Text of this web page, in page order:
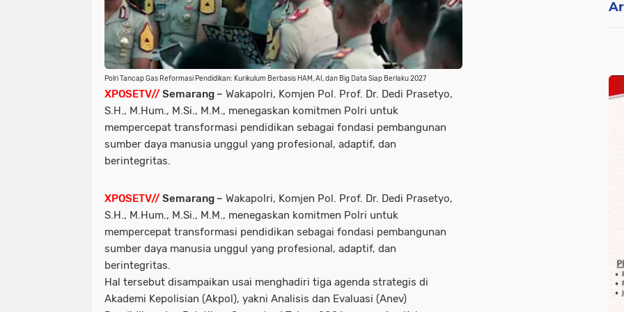
Polri Tancap Gas Reformasi Pendidikan: Kurikulum Berbasis HAM, AI, dan Big Data Siap Berlaku 2027
XPOSETV//Semarang – Wakapolri, Komjen Pol. Prof. Dr. Dedi Prasetyo,
S.H., M.Hum., M.Si., M.M., menegaskan komitmen Polri untuk
mempercepat transformasi pendidikan sebagai fondasi pembangunan
sumber daya manusia unggul yang profesional, adaptif, dan
berintegritas.
XPOSETV//Semarang – Wakapolri, Komjen Pol. Prof. Dr. Dedi Prasetyo,
S.H., M.Hum., M.Si., M.M., menegaskan komitmen Polri untuk
mempercepat transformasi pendidikan sebagai fondasi pembangunan
sumber daya manusia unggul yang profesional, adaptif, dan
berintegritas.
Hal tersebut disampaikan usai menghadiri tiga agenda strategis di
Akademi Kepolisian (Akpol), yakni Analisis dan Evaluasi (Anev)